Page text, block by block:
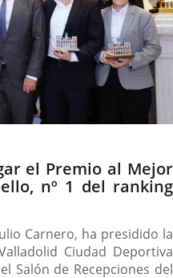
el Premio al Mejor
nº 1 del ranking
Carnero, ha presidido la
Ciudad Deportiva
Salón de Recepciones del